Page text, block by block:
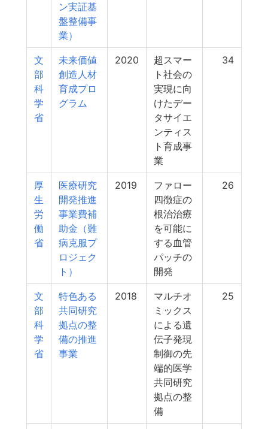
ン実証基
盤整備事
業）
文
部
科
学
省
未来価値
創造人材
育成プロ
グラム
2020
超スマー
ト社会の
実現に向
けたデー
タサイエ
ンティス
ト育成事
業
34
厚
生
労
働
省
医療研究
開発推進
事業費補
助金（難
病克服プ
ロジェク
ト）
2019
ファロー
四徴症の
根治治療
を可能に
する血管
パッチの
開発
26
文
部
科
学
省
特色ある
共同研究
拠点の整
備の推進
事業
2018
マルチオ
ミックス
による遺
伝子発現
制御の先
端的医学
共同研究
拠点の整
備
25